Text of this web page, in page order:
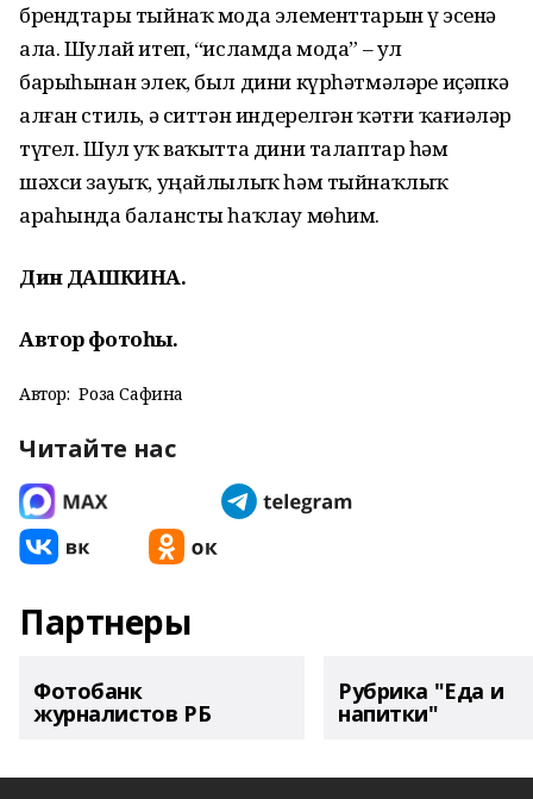
брендтары тыйнаҡ мода элементтарын үҙ эсенә
ала. Шулай итеп, “исламда мода” – ул
барыһынан элек, был дини күрһәтмәләрҙе иҫәпкә
алған стиль, ә ситтән индерелгән ҡәтғи ҡағиҙәләр
түгел. Шул уҡ ваҡытта дини талаптар һәм
шәхси зауыҡ, уңайлылыҡ һәм тыйнаҡлыҡ
араһында балансты һаҡлау мөһим.
Динә ДАШКИНА.
Автор фотоһы.
Автор: Роза Сафина
Читайте нас
Партнеры
Фотобанк
журналистов РБ
Рубрика "Еда и
напитки"